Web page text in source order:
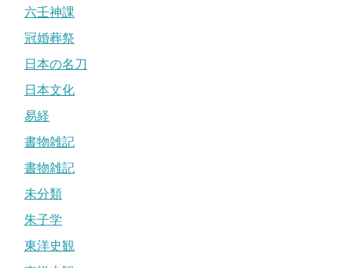
六壬神課
冠婚葬祭
日本の名刀
日本文化
易経
書物雑記
書物雑記
未分類
朱子学
東洋史観